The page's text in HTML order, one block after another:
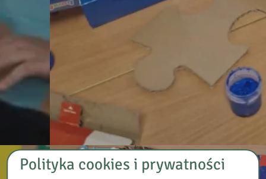
Polityka cookies i prywatności